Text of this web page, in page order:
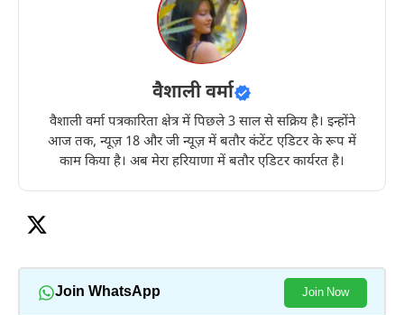
वैशाली वर्मा
वैशाली वर्मा पत्रकारिता क्षेत्र में पिछले 3 साल से सक्रिय है। इन्होंने
आज तक, न्यूज़ 18 और जी न्यूज़ में बतौर कंटेंट एडिटर के रूप में
काम किया है। अब मेरा हरियाणा में बतौर एडिटर कार्यरत है।
Join WhatsApp Join Now